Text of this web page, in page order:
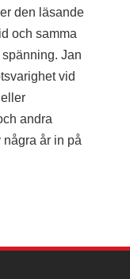
den läsande
och samma
Jan
vid
andra
år in på